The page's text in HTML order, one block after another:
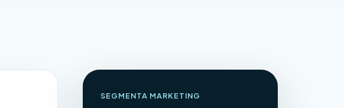
SEGMENTA MARKETING